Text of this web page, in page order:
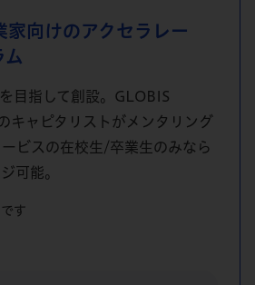
家向けのアクセラレー
ム
目指して創設。GLOBIS
キャピタリストがメンタリング
ビスの在校生/卒業生のみなら
可能。
す